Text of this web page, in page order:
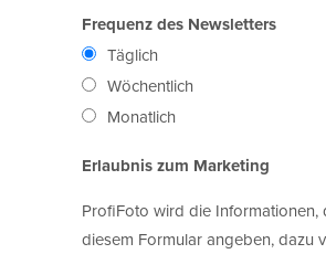
Frequenz des Newsletters
Täglich
Wöchentlich
Monatlich
Erlaubnis zum Marketing
ProfiFoto wird die Informationen,
diesem Formular angeben, dazu